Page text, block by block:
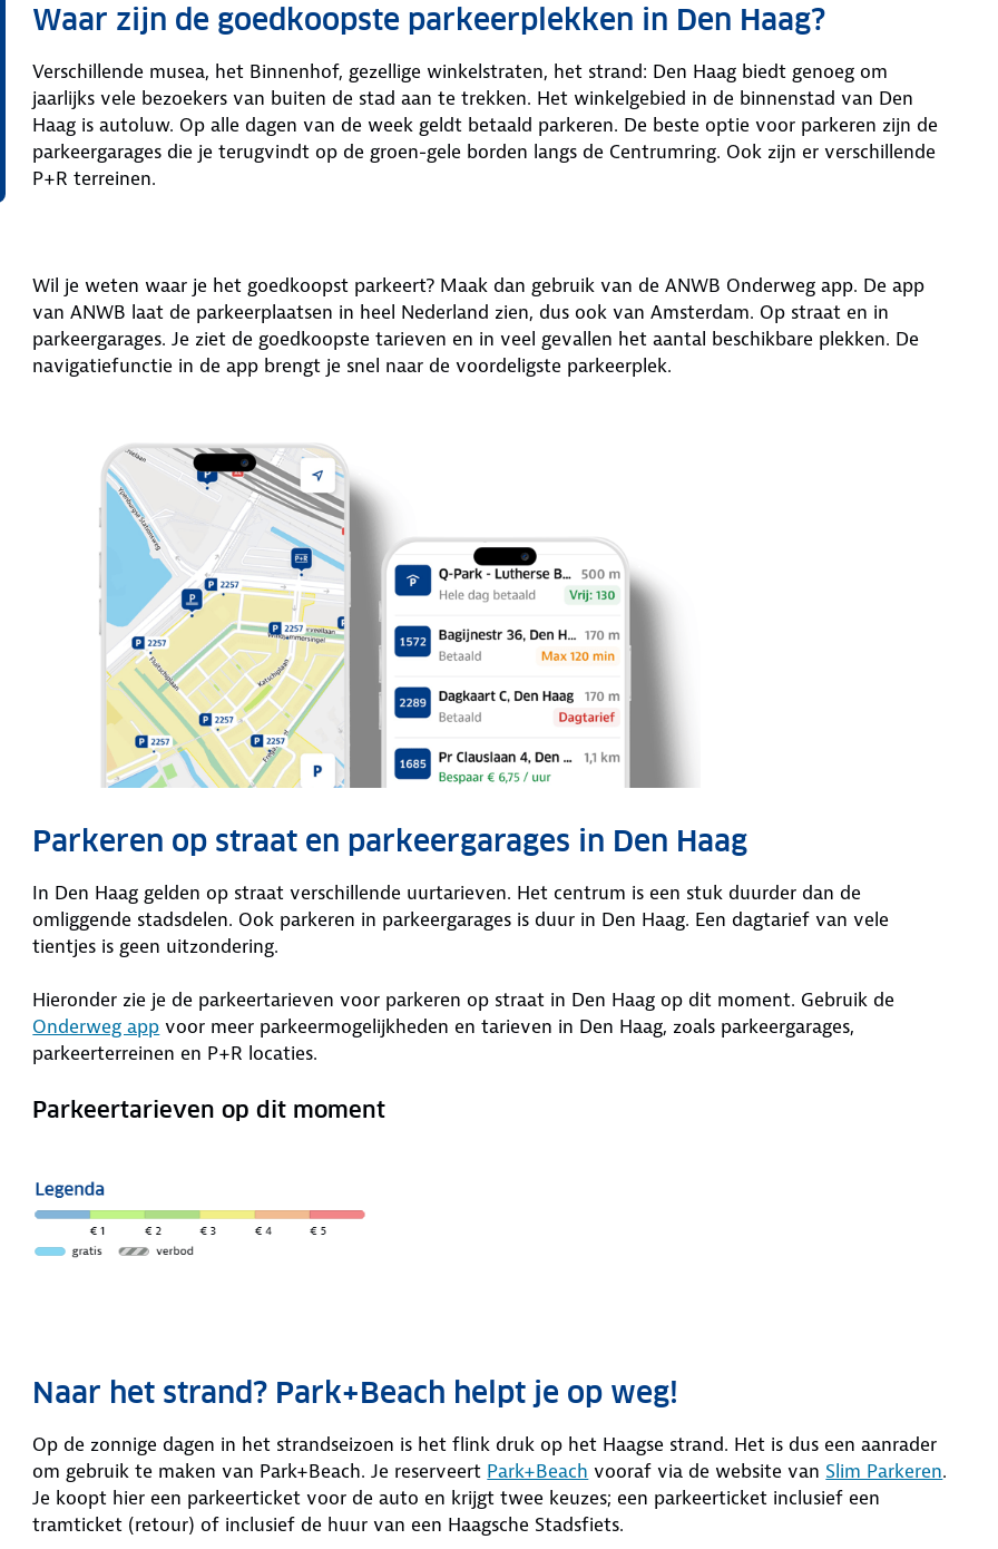
Waar zijn de goedkoopste parkeerplekken in Den Haag?
Verschillende musea, het Binnenhof, gezellige winkelstraten, het strand: Den Haag biedt genoeg om
jaarlijks vele bezoekers van buiten de stad aan te trekken. Het winkelgebied in de binnenstad van Den
Haag is autoluw. Op alle dagen van de week geldt betaald parkeren. De beste optie voor parkeren zijn de
parkeergarages die je terugvindt op de groen-gele borden langs de Centrumring. Ook zijn er verschillende
P+R terreinen.
Wil je weten waar je het goedkoopst parkeert? Maak dan gebruik van de ANWB Onderweg app. De app
van ANWB laat de parkeerplaatsen in heel Nederland zien, dus ook van Amsterdam. Op straat en in
parkeergarages. Je ziet de goedkoopste tarieven en in veel gevallen het aantal beschikbare plekken. De
navigatiefunctie in de app brengt je snel naar de voordeligste parkeerplek.
Parkeren op straat en parkeergarages in Den Haag
In Den Haag gelden op straat verschillende uurtarieven. Het centrum is een stuk duurder dan de
omliggende stadsdelen. Ook parkeren in parkeergarages is duur in Den Haag. Een dagtarief van vele
tientjes is geen uitzondering.
Hieronder zie je de parkeertarieven voor parkeren op straat in Den Haag op dit moment. Gebruik de
Onderweg app voor meer parkeermogelijkheden en tarieven in Den Haag, zoals parkeergarages,
parkeerterreinen en P+R locaties.
Parkeertarieven op dit moment
Naar het strand? Park+Beach helpt je op weg!
Op de zonnige dagen in het strandseizoen is het flink druk op het Haagse strand. Het is dus een aanrader
om gebruik te maken van Park+Beach. Je reserveert Park+Beach vooraf via de website van Slim Parkeren.
Je koopt hier een parkeerticket voor de auto en krijgt twee keuzes; een parkeerticket inclusief een
tramticket (retour) of inclusief de huur van een Haagsche Stadsfiets.